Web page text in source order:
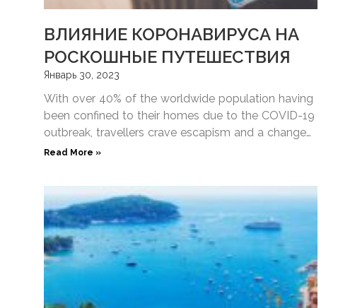
ВЛИЯНИЕ КОРОНАВИРУСА НА
РОСКОШНЫЕ ПУТЕШЕСТВИЯ
Январь 30, 2023
With over 40% of the worldwide population having
been confined to their homes due to the COVID-19
outbreak, travellers crave escapism and a change
of
Read More »